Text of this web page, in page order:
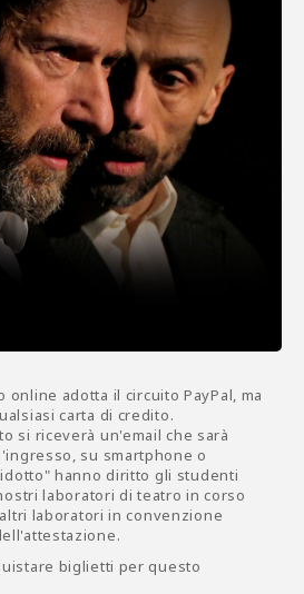
online adotta il circuito PayPal, ma
carta di credito.
si riceverà un'email che sarà
su smartphone o
hanno diritto gli studenti
laboratori di teatro in corso
laboratori in convenzione
biglietti per questo